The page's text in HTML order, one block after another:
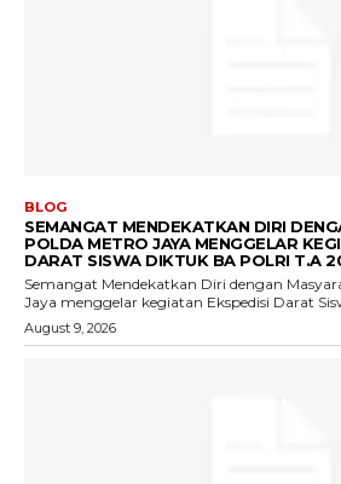
BLOG
SEMANGAT MENDEKATKAN DIRI
POLDA METRO JAYA MENGGELAR
DARAT SISWA DIKTUK BA POLRI T.A
Semangat Mendekatkan Diri dengan
Jaya menggelar kegiatan Ekspedisi Darat
August 9, 2026